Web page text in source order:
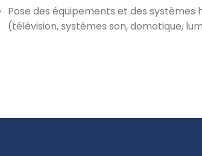
Pose des équipements et des systèmes
(télévision, systèmes son, domotique,